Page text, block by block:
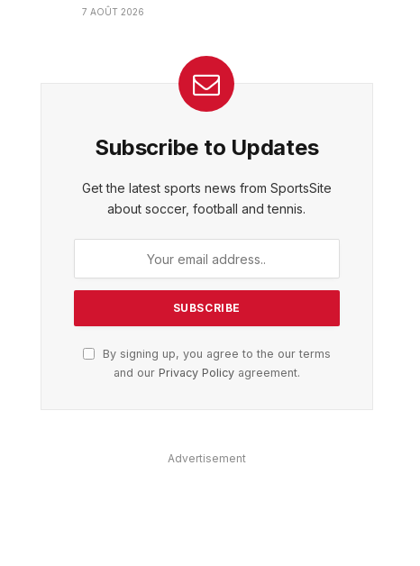
7 AOÛT 2026
Subscribe to Updates
Get the latest sports news from SportsSite
about soccer, football and tennis.
By signing up, you agree to the our terms
and our Privacy Policyagreement.
Advertisement